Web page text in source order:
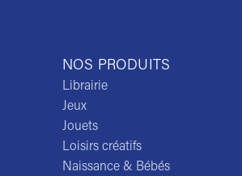
NOS PRODUITS
Librairie
Jeux
Jouets
Loisirs créatifs
Naissance & Bébés